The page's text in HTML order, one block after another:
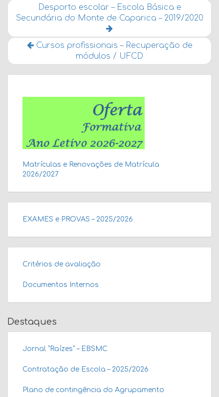
Desporto escolar – Escola Básica e
Secundária do Monte de Caparica – 2019/2020
Cursos profissionais – Recuperação de
módulos / UFCD
Matrículas e Renovações de Matrícula
2026/2027
EXAMES e PROVAS – 2025/2026
Critérios de avaliação
Documentos Internos
Destaques
Jornal “Raízes” – EBSMC
Contratação de Escola – 2025/2026
Plano de contingência do Agrupamento